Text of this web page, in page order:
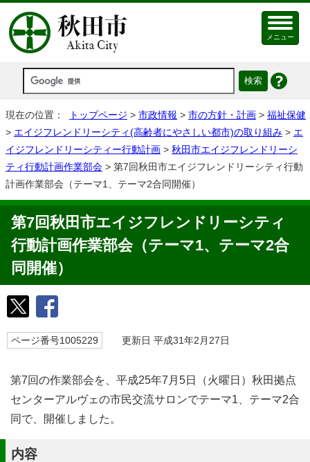
メニュー
現在の位置： トップページ > 市政情報 > 市の方針・計画 > 福祉保健
> エイジフレンドリーシティ(高齢者にやさしい都市)の取り組み > エ
イジフレンドリーシティー行動計画 > 秋田市エイジフレンドリーシ
ティ行動計画作業部会 > 第7回秋田市エイジフレンドリーシティ行動
計画作業部会（テーマ1、テーマ2合同開催）
第7回秋田市エイジフレンドリーシティ
行動計画作業部会（テーマ1、テーマ2合
同開催）
ページ番号1005229 更新日 平成31年2月27日
第7回の作業部会を、平成25年7月5日（火曜日）秋田拠点
センターアルヴェの市民交流サロンでテーマ1、テーマ2合
同で、開催しました。
内容